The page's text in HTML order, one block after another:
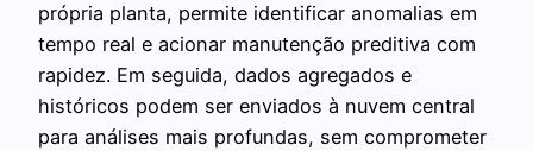
própria planta, permite identificar anomalias em
tempo real e acionar manutenção preditiva com
rapidez. Em seguida, dados agregados e
históricos podem ser enviados à nuvem central
para análises mais profundas, sem comprometer